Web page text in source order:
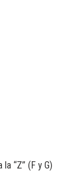
“Z” (F y G)